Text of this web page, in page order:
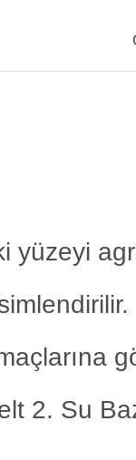
yüzeyi
2. Su